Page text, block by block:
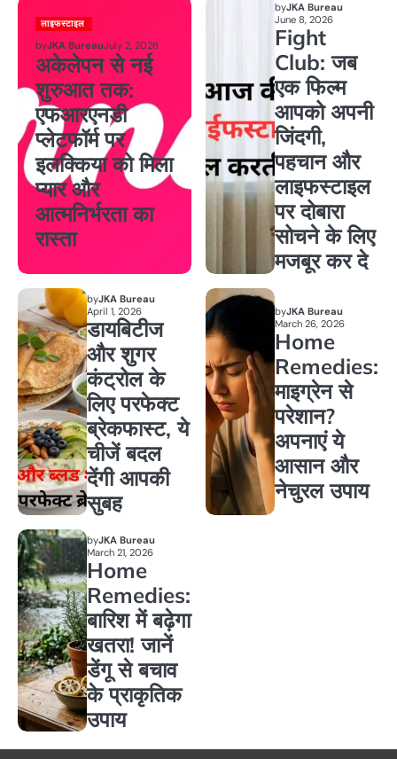
लाइफस्टाइल
byJKA BureauJuly 2, 2026
अकेलेपन से नई
शुरुआत तक:
एफआरएनडी
प्लेटफॉर्म पर
इलक्किया को मिला
प्यार और
आत्मनिर्भरता का
रास्ता
byJKA Bureau
June 8, 2026
Fight
Club: जब
एक फिल्म
आपको अपनी
जिंदगी,
पहचान और
लाइफस्टाइल
पर दोबारा
सोचने के लिए
मजबूर कर दे
byJKA Bureau
April 1, 2026
डायबिटीज
और शुगर
कंट्रोल के
लिए परफेक्ट
ब्रेकफास्ट, ये
चीजें बदल
देंगी आपकी
सुबह
byJKA Bureau
March 26, 2026
Home
Remedies:
माइग्रेन से
परेशान?
अपनाएं ये
आसान और
नेचुरल उपाय
byJKA Bureau
March 21, 2026
Home
Remedies:
बारिश में बढ़ेगा
खतरा! जानें
डेंगू से बचाव
के प्राकृतिक
उपाय